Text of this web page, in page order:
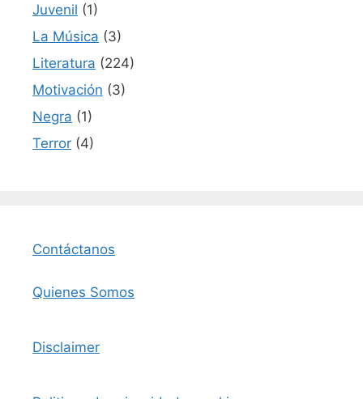
Juvenil (1)
La Música (3)
Literatura (224)
Motivación (3)
Negra (1)
Terror (4)
Contáctanos
Quienes Somos
Disclaimer